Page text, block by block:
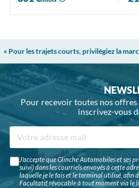
« Pour les trajets courts, privilégiez la
Pour recevoir toutes nos
inscrivez-vous
J'accepte que Glinche Automobiles et ses
suivi) dans les courriels envoyés à cette
laquelle je le fais et le terminal utilisé, afin
Facultatif, révocable à tout moment via le